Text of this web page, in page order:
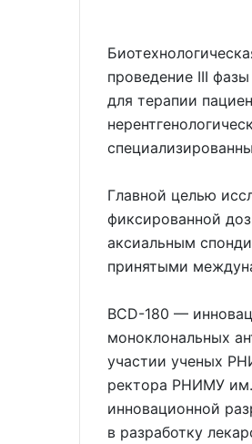
проведение III
для терапии
Главной целью
фиксированной
аксиальным
принятыми
BCD-180 —
моноклональных
участии ученых
ректора РНИМУ
инновационной
в разработку